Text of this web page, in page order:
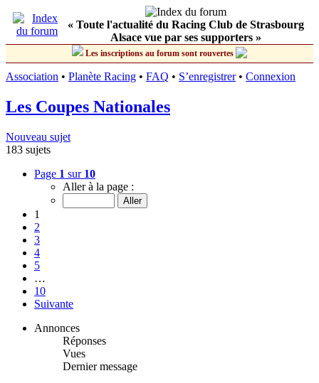
« Toute l'actualité du Racing Club de Strasbourg
Alsace vue par ses supporters »
Les inscriptions au forum sont rouvertes
Association • Planète Racing • FAQ • S’enregistrer• Connexion
Les Coupes Nationales
Nouveau sujet
183 sujets
Page 1 sur 10
Aller à la page :
1
2
3
4
5
…
10
Suivante
Annonces
Réponses
Vues
Dernier message